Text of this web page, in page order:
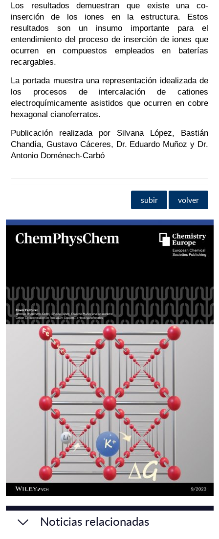
Los resultados demuestran que existe una co-
inserción de los iones en la estructura. Estos
resultados son un insumo importante para el
entendimiento del proceso de inserción de iones que
ocurren en compuestos empleados en baterías
recargables.
La portada muestra una representación idealizada de
los procesos de intercalación de cationes
electroquímicamente asistidos que ocurren en cobre
hexagonal cianoferratos.
Publicación realizada por Silvana López, Bastián
Chandía, Gustavo Cáceres, Dr. Eduardo Muñoz y Dr.
Antonio Doménech-Carbó
subir volver
Noticias relacionadas